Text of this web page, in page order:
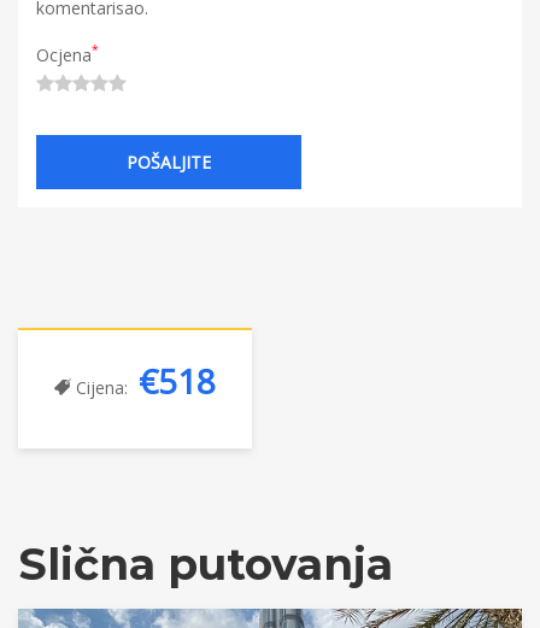
komentarisao.
Ocjena*
Cijena: €518
Slična putovanja